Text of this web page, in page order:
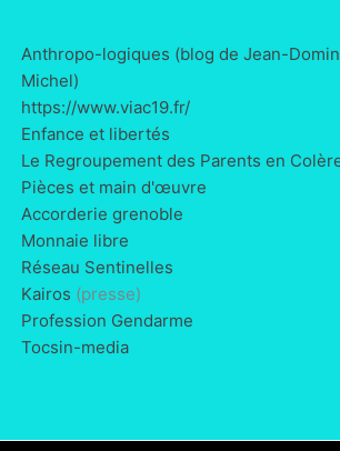
Anthropo-logiques (blog de Jean-
Michel)
https://www.viac19.fr/
Enfance et libertés
Le Regroupement des Parents en
Pièces et main d'œuvre
Accorderie grenoble
Monnaie libre
Réseau Sentinelles
Kairos (presse)
Profession Gendarme
Tocsin-media